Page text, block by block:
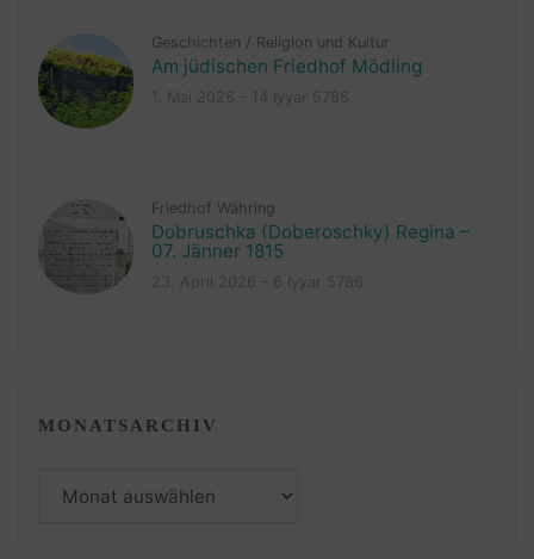
Geschichten / Religion und Kultur
Am jüdischen Friedhof Mödling
Friedhof Währing
Dobruschka (Doberoschky) Regina –
07. Jänner 1815
MONATSARCHIV